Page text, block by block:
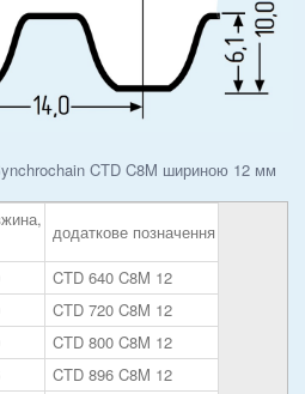
CTD C8M шириною 12 мм
додаткове позначення
CTD 640 C8M 12
CTD 720 C8M 12
CTD 800 C8M 12
CTD 896 C8M 12